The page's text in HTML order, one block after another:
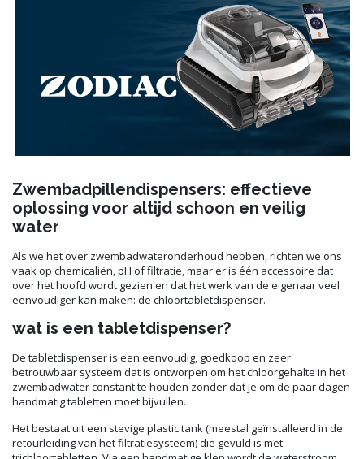
Zwembadpillendispensers: effectieve
oplossing voor altijd schoon en veilig
water
Als we het over zwembadwateronderhoud hebben, richten we ons
vaak op chemicaliën, pH of filtratie, maar er is één accessoire dat
over het hoofd wordt gezien en dat het werk van de eigenaar veel
eenvoudiger kan maken: de chloortabletdispenser.
wat is een tabletdispenser?
De tabletdispenser is een eenvoudig, goedkoop en zeer
betrouwbaar systeem dat is ontworpen om het chloorgehalte in het
zwembadwater constant te houden zonder dat je om de paar dagen
handmatig tabletten moet bijvullen.
Het bestaat uit een stevige plastic tank (meestal geïnstalleerd in de
retourleiding van het filtratiesysteem) die gevuld is met